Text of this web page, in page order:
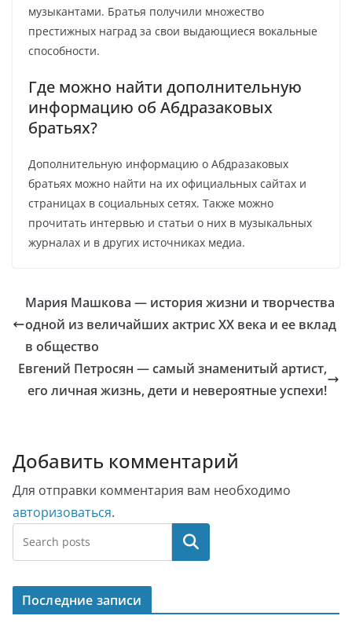
музыкантами. Братья получили множество
престижных наград за свои выдающиеся вокальные
способности.
Где можно найти дополнительную
информацию об Абдразаковых
братьях?
Дополнительную информацию о Абдразаковых
братьях можно найти на их официальных сайтах и
страницах в социальных сетях. Также можно
прочитать интервью и статьи о них в музыкальных
журналах и в других источниках медиа.
Мария Машкова — история жизни и творчества
одной из величайших актрис XX века и ее вклад
в общество
Евгений Петросян — самый знаменитый артист,
его личная жизнь, дети и невероятные успехи!
Добавить комментарий
Для отправки комментария вам необходимо
авторизоваться.
Поиск
Последние записи